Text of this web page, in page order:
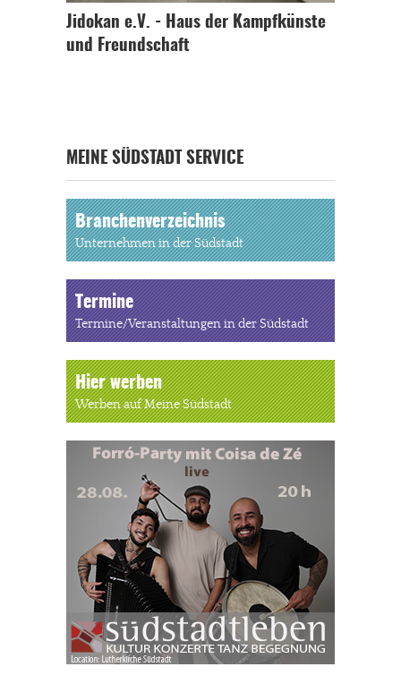
Jidokan e.V. - Haus der Kampfkünste
und Freundschaft
MEINE SÜDSTADT SERVICE
Branchenverzeichnis
Unternehmen in der Südstadt
Termine
Termine/Veranstaltungen in der Südstadt
Hier werben
Werben auf Meine Südstadt